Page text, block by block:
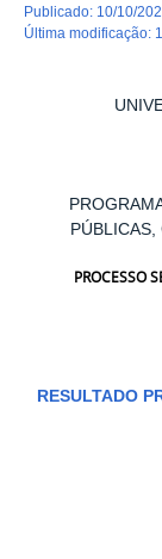
publicado: 10/10/
última modificação:
PÚBLICAS,
PROCESSO
RESULTADO